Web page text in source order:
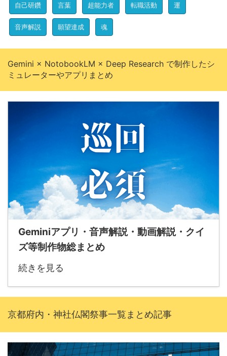
自己研鑽 言葉 超能力者 転職活動 運
音声解説 願望達成 魂
Gemini × NotobookLM × Deep Research で制作したシ
ミュレーターやアプリまとめ
Geminiアプリ・音声解説・動画解説・クイ
ズ等制作物総まとめ
続きを見る
京都府内・神社仏閣祭事一覧まとめ記事